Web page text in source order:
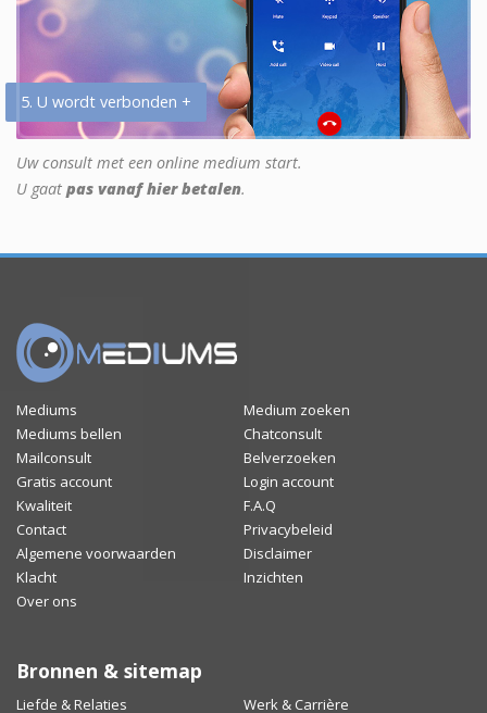
5. U wordt verbonden +
Uw consult met een online medium start.
U gaat pas vanaf hier betalen.
Mediums
Medium zoeken
Mediums bellen
Chatconsult
Mailconsult
Belverzoeken
Gratis account
Login account
Kwaliteit
F.A.Q
Contact
Privacybeleid
Algemene voorwaarden
Disclaimer
Klacht
Inzichten
Over ons
Bronnen & sitemap
Liefde & Relaties Werk & Carrière